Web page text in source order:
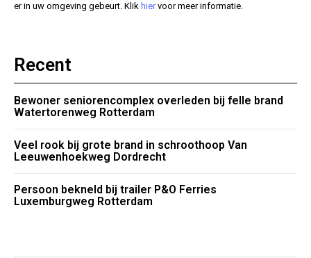
er in uw omgeving gebeurt. Klik hiervoor meer informatie.
Recent
Bewoner seniorencomplex overleden bij felle brand
Watertorenweg Rotterdam
Veel rook bij grote brand in schroothoop Van
Leeuwenhoekweg Dordrecht
Persoon bekneld bij trailer P&O Ferries
Luxemburgweg Rotterdam